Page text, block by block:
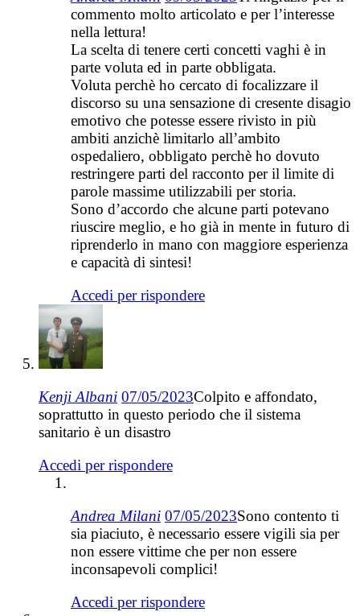
commento molto articolato e per l’interesse
nella lettura!
La scelta di tenere certi concetti vaghi è in
parte voluta ed in parte obbligata.
Voluta perchè ho cercato di focalizzare il
discorso su una sensazione di cresente disagio
emotivo che potesse essere rivisto in più
ambiti anzichè limitarlo all’ambito
ospedaliero, obbligato perchè ho dovuto
restringere parti del racconto per il limite di
parole massime utilizzabili per storia.
Sono d’accordo che alcune parti potevano
riuscire meglio, e ho già in mente in futuro di
riprenderlo in mano con maggiore esperienza
e capacità di sintesi!
Accedi per rispondere
Kenji Albani 07/05/2023Colpito e affondato,
soprattutto in questo periodo che il sistema
sanitario è un disastro
Accedi per rispondere
Andrea Milani 07/05/2023Sono contento ti
sia piaciuto, è necessario essere vigili sia per
non essere vittime che per non essere
inconsapevoli complici!
Accedi per rispondere